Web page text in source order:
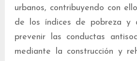
urbanos, contribuyendo con
de los índices de pobreza y
prevenir las conductas
mediante la construcción y